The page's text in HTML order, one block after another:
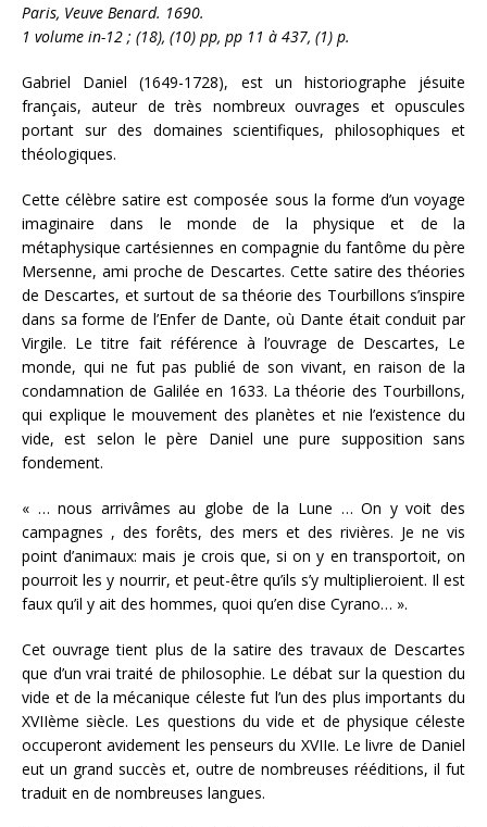
Paris, Veuve Benard. 1690.
1 volume in-12 ; (18), (10) pp, pp 11 à 437, (1) p.
Gabriel Daniel (1649-1728), est un historiographe jésuite
français, auteur de très nombreux ouvrages et opuscules
portant sur des domaines scientifiques, philosophiques et
théologiques.
Cette célèbre satire est composée sous la forme d’un voyage
imaginaire dans le monde de la physique et de la
métaphysique cartésiennes en compagnie du fantôme du père
Mersenne, ami proche de Descartes. Cette satire des théories
de Descartes, et surtout de sa théorie des Tourbillons s’inspire
dans sa forme de l’Enfer de Dante, où Dante était conduit par
Virgile. Le titre fait référence à l’ouvrage de Descartes, Le
monde, qui ne fut pas publié de son vivant, en raison de la
condamnation de Galilée en 1633. La théorie des Tourbillons,
qui explique le mouvement des planètes et nie l’existence du
vide, est selon le père Daniel une pure supposition sans
fondement.
« … nous arrivâmes au globe de la Lune … On y voit des
campagnes , des forêts, des mers et des rivières. Je ne vis
point d’animaux: mais je crois que, si on y en transportoit, on
pourroit les y nourrir, et peut-être qu’ils s’y multiplieroient. Il est
faux qu’il y ait des hommes, quoi qu’en dise Cyrano… ».
Cet ouvrage tient plus de la satire des travaux de Descartes
que d’un vrai traité de philosophie. Le débat sur la question du
vide et de la mécanique céleste fut l’un des plus importants du
XVIIème siècle. Les questions du vide et de physique céleste
occuperont avidement les penseurs du XVIIe. Le livre de Daniel
eut un grand succès et, outre de nombreuses rééditions, il fut
traduit en de nombreuses langues.